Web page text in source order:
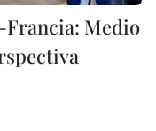
Francia: Medio